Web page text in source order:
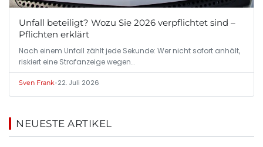
Unfall beteiligt? Wozu Sie 2026 verpflichtet sind –
Pflichten erklärt
Nach einem Unfall zählt jede Sekunde: Wer nicht sofort anhält,
riskiert eine Strafanzeige wegen…
Sven Frank•22. Juli 2026
NEUESTE ARTIKEL